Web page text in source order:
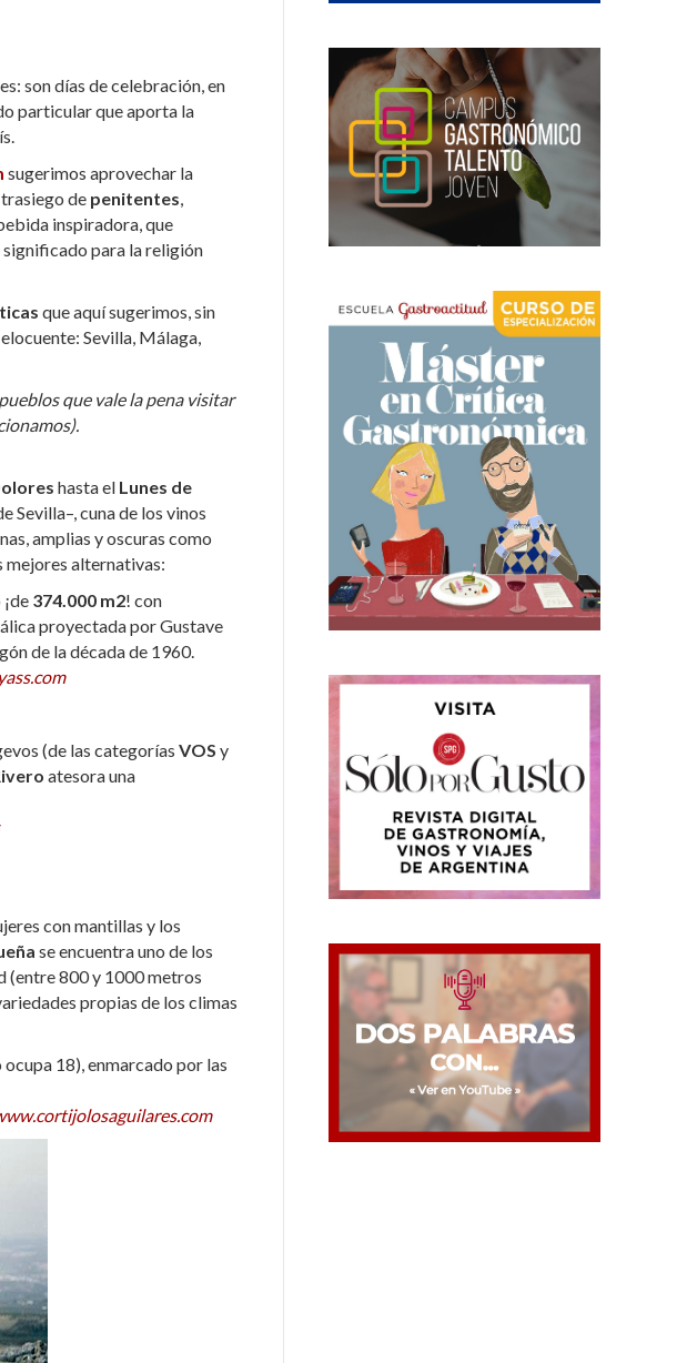
son días de celebración, en
particular que aporta la
sugerimos aprovechar la
de penitentes,
inspiradora, que
para la religión
que aquí sugerimos, sin
Sevilla, Málaga,
que vale la pena visitar
hasta el Lunes de
Sevilla–, cuna de los vinos
amplias y oscuras como
mejores alternativas:
374.000 m2! con
proyectada por Gustave
de la década de 1960.
(de las categorías VOS y
atesora una
con mantillas y los
se encuentra uno de los
(entre 800 y 1000 metros
propias de los climas
18), enmarcado por las